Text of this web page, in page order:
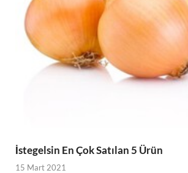
İstegelsin En Çok Satılan 5 Ürün
15 Mart 2021